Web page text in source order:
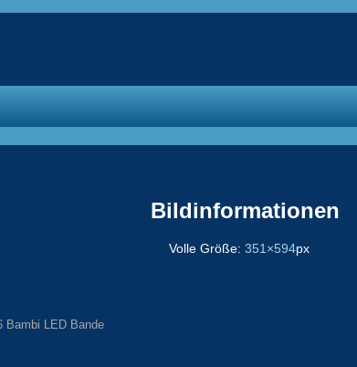
Bildinformationen
Volle Größe:351×594px